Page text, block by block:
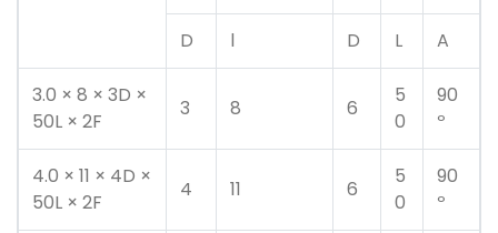
D l D L A
3.0 × 8 × 3D ×
50L × 2F
3 8 6
5
0
90
º
4.0 × 11 × 4D ×
50L × 2F
4 11 6
5
0
90
º